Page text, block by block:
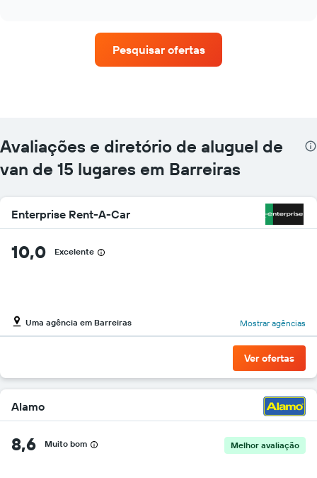
localizações
O
gráfico
tem
X
exibindo
empresas
de
gráfico
tem
Y
exibindo
o
preço
barato
Pesquisar ofertas
Avaliações e diretório de aluguel de
van de 15 lugares em Barreiras
Enterprise Rent-A-Car
10,0 Excelente
Uma agência em Barreiras Mostrar agências
Ver ofertas
Alamo
8,6 Muito bom Melhor avaliação